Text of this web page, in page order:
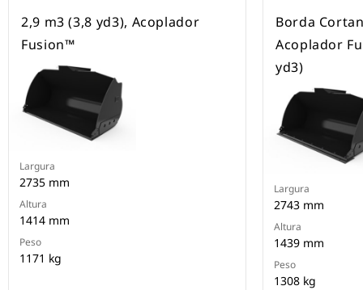
2,9 m3 (3,8 yd3), Acoplador
Fusion™
Largura
2735 mm
Altura
1414 mm
Peso
1171 kg
Borda
Acoplador
yd3)
Largura
2743 mm
Altura
1439 mm
Peso
1308 kg